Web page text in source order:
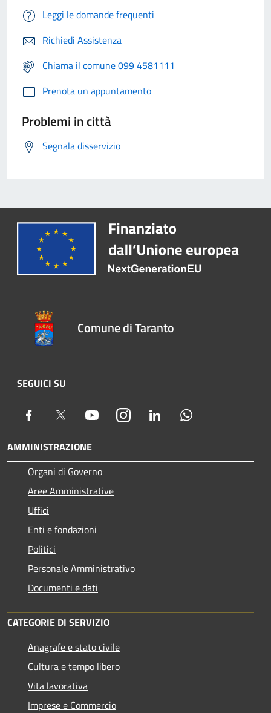
Leggi le domande frequenti
Richiedi Assistenza
Chiama il comune 099 4581111
Prenota un appuntamento
Problemi in città
Segnala disservizio
Comune di Taranto
SEGUICI SU
Facebook Twitter YoutubeInstagram LinkedIn
AMMINISTRAZIONE
Organi di Governo
Aree Amministrative
Uffici
Enti e fondazioni
Politici
Personale Amministrativo
Documenti e dati
CATEGORIE DI SERVIZIO
Anagrafe e stato civile
Cultura e tempo libero
Vita lavorativa
Imprese e Commercio